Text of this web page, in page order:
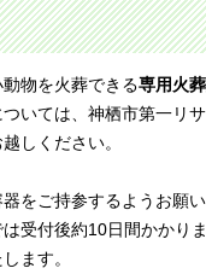
物を火葬できる専用火
いては、神栖市第一リ
しください。
をご持参するようお願い
受付後約10日間かかり
ます。